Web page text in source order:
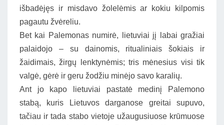
išbadėjęs ir misdavo žolelėmis ar kokiu kilpomis
pagautu žvėreliu.
Bet kai Palemonas numirė, lietuviai jį labai gražiai
palaidojo – su dainomis, ritualiniais šokiais ir
žaidimais, žirgų lenktynėmis; tris mėnesius visi tik
valgė, gėrė ir geru žodžiu minėjo savo karalių.
Ant jo kapo lietuviai pastatė medinį Palemono
stabą, kuris Lietuvos darganose greitai supuvo,
tačiau ir tada stabo vietoje užaugusiuose krūmuose